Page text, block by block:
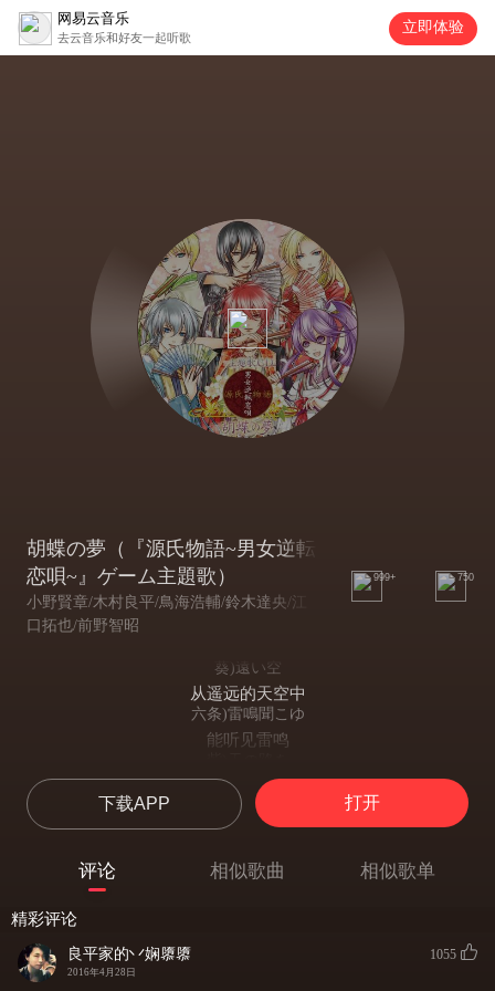
网易云音乐
去云音乐和好友一起听歌
立即体验
胡蝶の夢（『源氏物語~男女逆転
恋唄~』ゲーム主題歌）
小野賢章/木村良平/鳥海浩輔/鈴木達央/江
口拓也/前野智昭
999+ 750
葵)遠い空
从遥远的天空中
六条)雷鳴聞こゆ
能听见雷鸣
向天的彼方
夕顔)翔け去る
簌簌飞去
如这优美的
下载APP 打开
评论 相似歌曲 相似歌单
精彩评论
良平家的丷娴隳隳
2016年4月28日
1055